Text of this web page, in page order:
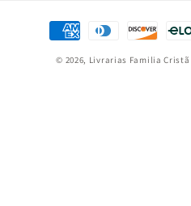
Formas
de
pagamento
© 2026, Livrarias Familia Cristã